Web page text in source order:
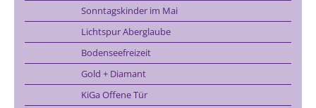
Sonntagskinder im Mai
Lichtspur Aberglaube
Bodenseefreizeit
Gold + Diamant
KiGa Offene Tür